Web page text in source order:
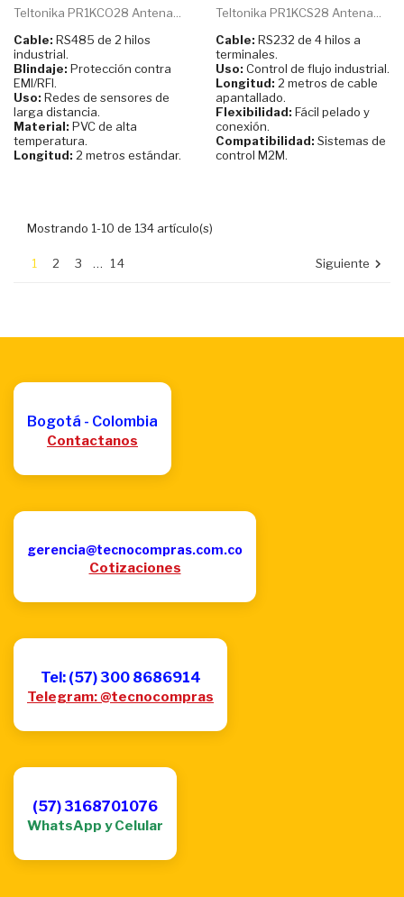
Teltonika PR1KCO28 Antena...
Cable: RS485 de 2 hilos
industrial.
Blindaje: Protección contra
EMI/RFI.
Uso: Redes de sensores de
larga distancia.
Material: PVC de alta
temperatura.
Longitud: 2 metros estándar.
Teltonika PR1KCS28 Antena...
Cable: RS232 de 4 hilos a
terminales.
Uso: Control de flujo industrial.
Longitud: 2 metros de cable
apantallado.
Flexibilidad: Fácil pelado y
conexión.
Compatibilidad: Sistemas de
control M2M.
Mostrando 1-10 de 134 artículo(s)
1 2 3 … 14 Siguiente 
Bogotá - Colombia
Contactanos
gerencia@tecnocompras.com.co
Cotizaciones
Tel: (57) 300 8686914
Telegram: @tecnocompras
(57) 3168701076
WhatsApp y Celular